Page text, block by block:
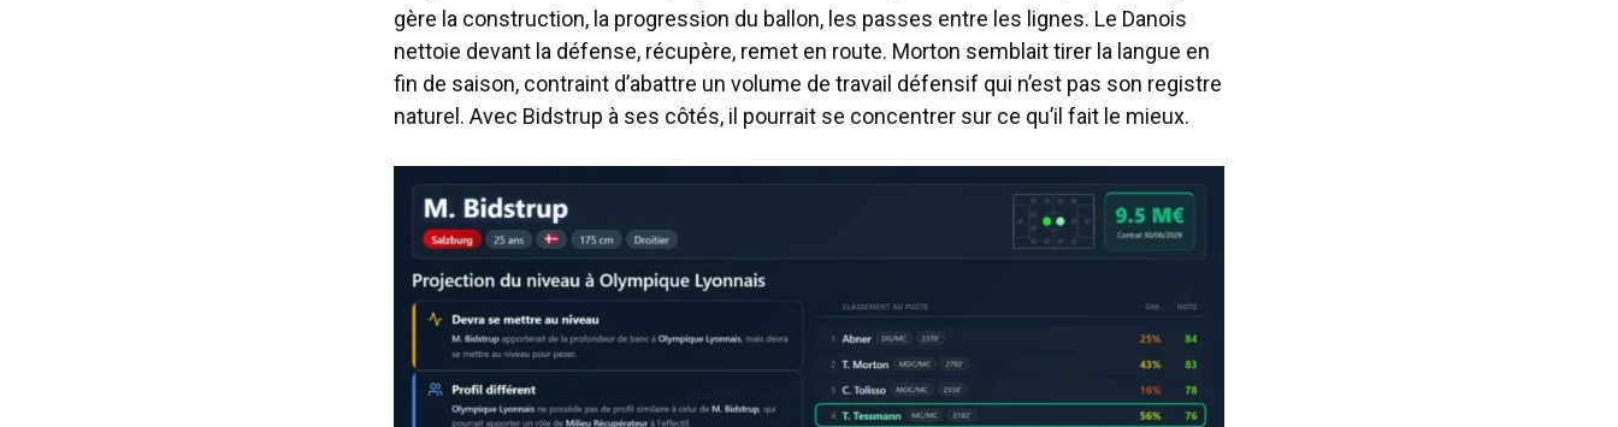
gère la construction, la progression du ballon, les passes entre les lignes. Le Danois
nettoie devant la défense, récupère, remet en route. Morton semblait tirer la langue en
fin de saison, contraint d’abattre un volume de travail défensif qui n’est pas son registre
naturel. Avec Bidstrup à ses côtés, il pourrait se concentrer sur ce qu’il fait le mieux.